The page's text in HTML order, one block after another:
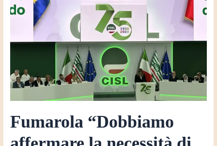
Fumarola “Dobbiamo
necessità
decidere
giovani
di
nostro
Paese”